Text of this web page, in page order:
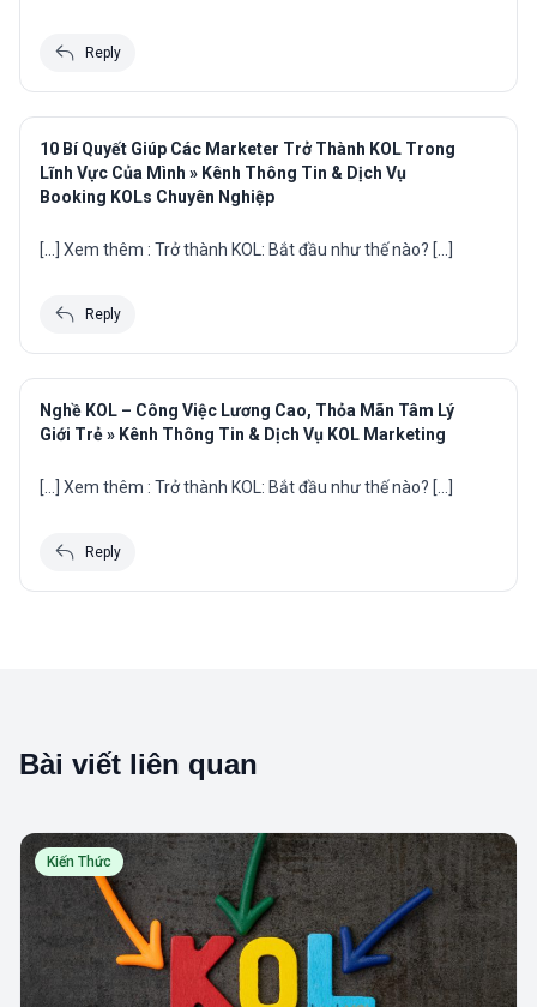
Reply
10 Bí Quyết Giúp Các Marketer Trở Thành KOL Trong
Lĩnh Vực Của Mình » Kênh Thông Tin & Dịch Vụ
Booking KOLs Chuyên Nghiệp
[…] Xem thêm : Trở thành KOL: Bắt đầu như thế nào? […]
Reply
Nghề KOL – Công Việc Lương Cao, Thỏa Mãn Tâm Lý
Giới Trẻ » Kênh Thông Tin & Dịch Vụ KOL Marketing
[…] Xem thêm : Trở thành KOL: Bắt đầu như thế nào? […]
Reply
Bài viết liên quan
Kiến Thức